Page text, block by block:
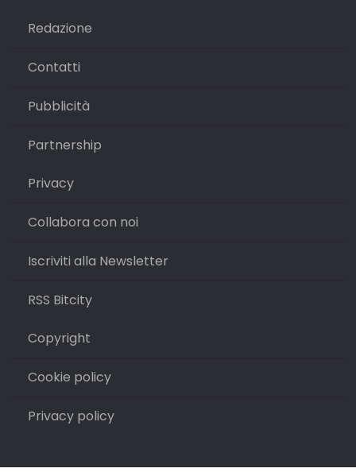
Redazione
Contatti
Pubblicità
Partnership
Privacy
Collabora con noi
Iscriviti alla Newsletter
RSS Bitcity
Copyright
Cookie policy
Privacy policy